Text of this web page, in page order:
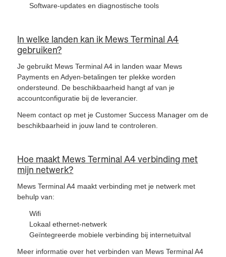
Software-updates en diagnostische tools
In welke landen kan ik Mews Terminal A4
gebruiken?
Je gebruikt Mews Terminal A4 in landen waar Mews
Payments en Adyen-betalingen ter plekke worden
ondersteund. De beschikbaarheid hangt af van je
accountconfiguratie bij de leverancier.
Neem contact op met je Customer Success Manager om de
beschikbaarheid in jouw land te controleren.
Hoe maakt Mews Terminal A4 verbinding met
mijn netwerk?
Mews Terminal A4 maakt verbinding met je netwerk met
behulp van:
Wifi
Lokaal ethernet-netwerk
Geïntegreerde mobiele verbinding bij internetuitval
Meer informatie over het verbinden van Mews Terminal A4